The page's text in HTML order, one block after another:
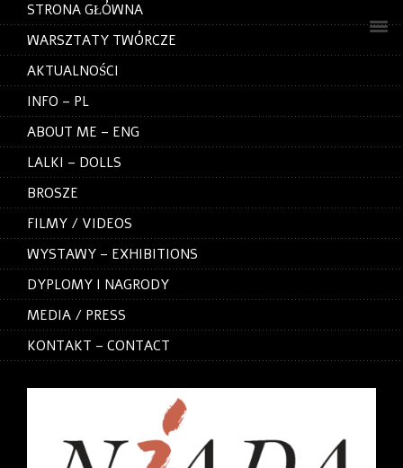
STRONA GŁÓWNA
WARSZTATY TWÓRCZE
AKTUALNOŚCI
INFO – PL
ABOUT ME – ENG
LALKI – DOLLS
BROSZE
FILMY / VIDEOS
WYSTAWY – EXHIBITIONS
DYPLOMY I NAGRODY
MEDIA / PRESS
KONTAKT – CONTACT